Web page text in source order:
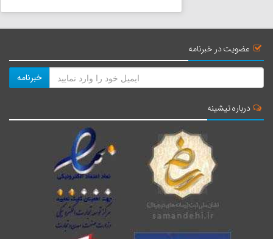
عضویت در خبرنامه
خبرنامه
درباره تیشینه